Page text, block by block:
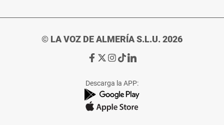
© LA VOZ DE ALMERÍA S.L.U. 2026
Ir
de
La
Voz
Ir
de
La
Voz
Ir
de
La
Voz
Ir
de
La
Voz
Ir
de
La
Voz
Descarga la APP: